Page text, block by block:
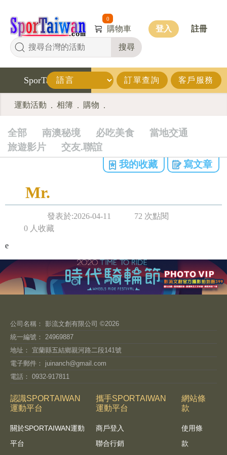
搜尋
0
購物車 登入 註冊
SporTaiwan 訂單查詢 客戶服務
運動活動 . 相簿 . 購物 .
全部 南澳秘境 必吃美食
當地交通
旅遊影片
交友.聯誼
我的收藏
寫文章
Mr.
發表於:2026-04-11
72 次點閱
0 人收藏
e
公司名稱： 影流文創有限公司 ©2026
統一編號： 24969887
地址： 宜蘭縣五結鄉親河路二段141號
電子郵件： juinanch@gmail.com
電話： 0932-917811
認識SPORTAIWAN
運動平台
關於SPORTAIWAN運動
平台
攜手SPORTAIWAN
運動平台
商戶登入
聯合行銷
網站條
款
使用條
款